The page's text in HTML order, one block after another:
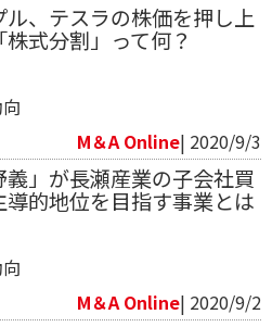
ル、テスラの株価を押し上
株式分割」って何？
M＆A Online| 2020/9/3
義」が長瀬産業の子会社買
導的地位を目指す事業とは
M＆A Online| 2020/9/2